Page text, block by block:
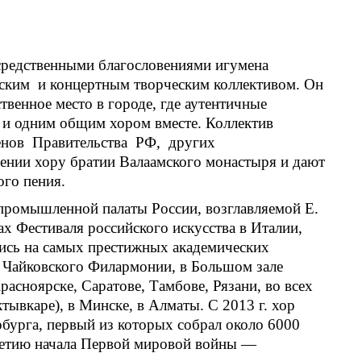
благословениями игумена
и концертным творческим коллективом. Он
место в городе, где аутентичные
одним общим хором вместе. Коллектив
Правительства РФ, других
хору братии Валаамского монастыря и дают
пения.
палаты России, возглавляемой Е.
российского искусства в Италии,
на самых престижных академических
Филармонии, в Большом зале
Саратове, Тамбове, Рязани, во всех
в Минске, в Алматы. С 2013 г. хор
первый из которых собрал около 6000
начала Первой мировой войны —